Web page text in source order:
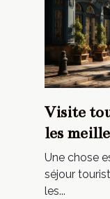
Visite
les
Une chose
séjour
les...